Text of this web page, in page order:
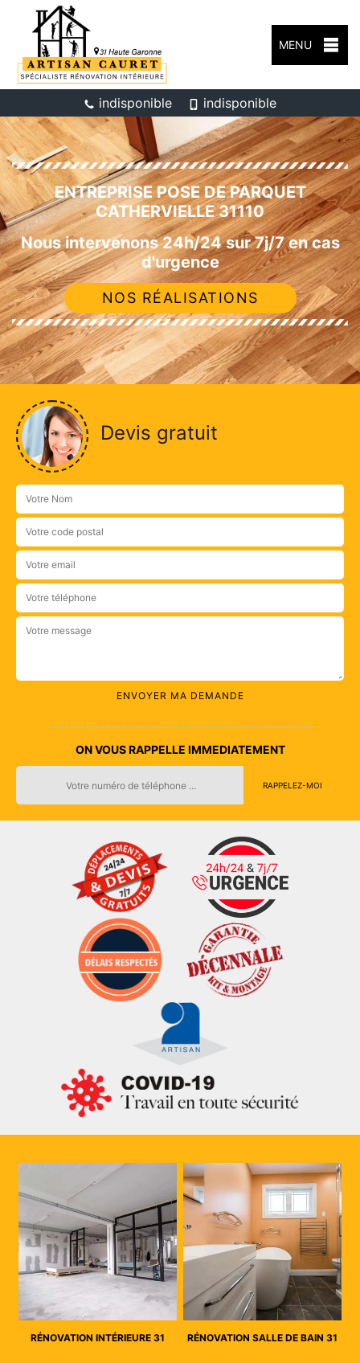
MENU
indisponible indisponible
ENTREPRISE POSE DE PARQUET
CATHERVIELLE 31110
Nous intervenons 24h/24 sur 7j/7 en cas
d'urgence
NOS RÉALISATIONS
Devis gratuit
ON VOUS RAPPELLE IMMEDIATEMENT
RÉNOVATION INTÉRIEURE 31 RÉNOVATION SALLE DE BAIN 31